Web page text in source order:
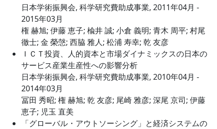
日本学術振興会, 科学研究費助成事業, 2011年04月 -
2015年03月
権 赫旭; 伊藤 恵子; 楡井 誠; 小倉 義明; 青木 周平; 村尾
徹士; 金 榮愨; 西脇 雅人; 松浦 寿幸; 乾 友彦
ＩＣＴ投資、人的資本と市場ダイナミックスの日本の
サービス産業生産性への影響分析
日本学術振興会, 科学研究費助成事業, 2010年04月 -
2014年03月
冨田 秀昭; 権 赫旭; 乾 友彦; 尾崎 雅彦; 深尾 京司; 伊藤
恵子; 児玉 直美
「グローバル・アウトソーシング」と経済システムの